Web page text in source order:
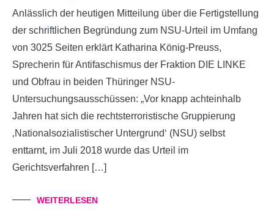
Anlässlich der heutigen Mitteilung über die Fertigstellung
der schriftlichen Begründung zum NSU-Urteil im Umfang
von 3025 Seiten erklärt Katharina König-Preuss,
Sprecherin für Antifaschismus der Fraktion DIE LINKE
und Obfrau in beiden Thüringer NSU-
Untersuchungsausschüssen: „Vor knapp achteinhalb
Jahren hat sich die rechtsterroristische Gruppierung
‚Nationalsozialistischer Untergrund‘ (NSU) selbst
enttarnt, im Juli 2018 wurde das Urteil im
Gerichtsverfahren […]
WEITERLESEN